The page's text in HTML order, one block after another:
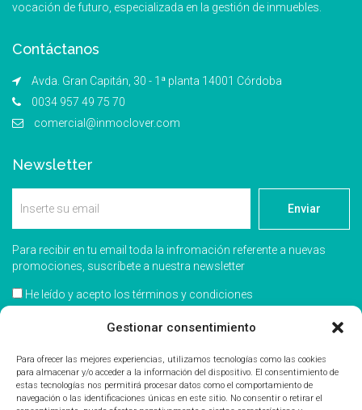
Gestionar consentimiento
Para ofrecer las mejores experiencias, utilizamos tecnologías como las cookies
para almacenar y/o acceder a la información del dispositivo. El consentimiento de
estas tecnologías nos permitirá procesar datos como el comportamiento de
navegación o las identificaciones únicas en este sitio. No consentir o retirar el
vocación de futuro, especializada en la gestión de inmuebles.
Contáctanos
Avda. Gran Capitán, 30 - 1ª planta 14001 Córdoba
0034 957 49 75 70
comercial@inmoclover.com
Newsletter
Enviar
Para recibir en tu email toda la infromación referente a nuevas
promociones, suscríbete a nuestra newsletter
He leído y acepto los términos y condiciones
Acepto recibir información comercial